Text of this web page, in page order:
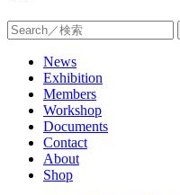
News
Exhibition
Members
Workshop
Documents
Contact
About
Shop